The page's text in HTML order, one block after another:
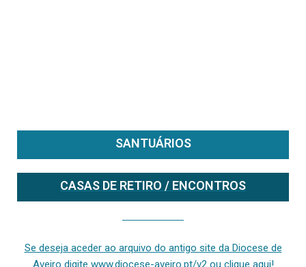
SANTUÁRIOS
CASAS DE RETIRO / ENCONTROS
Se deseja aceder ao arquivo do antigo site da Diocese de
Aveiro digite www.diocese-aveiro.pt/v2 ou clique aqui!